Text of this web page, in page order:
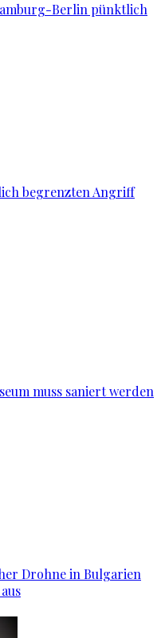
Berlin pünktlich
begrenzten Angriff
muss saniert werden
Drohne in Bulgarien